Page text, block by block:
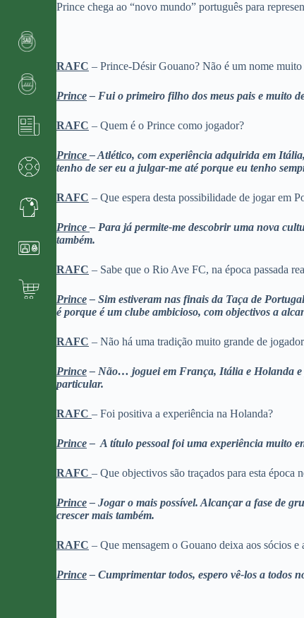
Prince chega ao “novo mundo” português para
RAFC – Prince-Désir Gouano? Não é um nome
Prince– Fui o primeiro filho dos meus pais e muito
RAFC – Quem é o Prince como jogador?
Prince– Atlético, com experiência adquirida em
tenho de ser eu a julgar-me até porque eu tenho
RAFC – Que espera desta possibilidade de jogar em
Prince– Para já permite-me descobrir uma nova
também.
RAFC – Sabe que o Rio Ave FC, na época passada
Prince– Sim estiveram nas finais da Taça de
é porque é um clube ambicioso, com objectivos a
RAFC – Não há uma tradição muito grande de
Prince– Não… joguei em França, Itália e Holanda e
particular.
RAFC – Foi positiva a experiência na Holanda?
Prince– A título pessoal foi uma experiência muito
RAFC – Que objectivos são traçados para esta época
Prince– Jogar o mais possível. Alcançar a fase de
crescer mais também.
RAFC – Que mensagem o Gouano deixa aos sócios
Prince– Cumprimentar todos, espero vê-los a todos